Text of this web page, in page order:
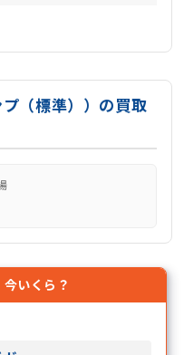
（標準））の買取
いくら？